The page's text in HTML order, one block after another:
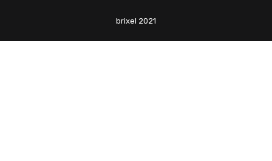
brixel 2021